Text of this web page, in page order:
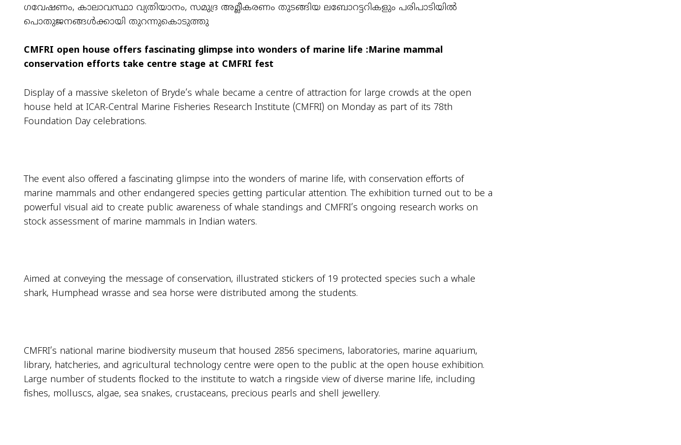
ഗവേഷണം, കാലാവസ്ഥാ വ്യതിയാനം, സമുദ്ര അമ്ലീകരണം തുടങ്ങിയ ലബോറട്ടറികളും പരിപാടിയിൽ
പൊതുജനങ്ങൾക്കായി തുറന്നുകൊടുത്തു
CMFRI open house offers fascinating glimpse into wonders of marine life :Marine mammal
conservation efforts take centre stage at CMFRI fest
Display of a massive skeleton of Bryde’s whale became a centre of attraction for large crowds at the open
house held at ICAR-Central Marine Fisheries Research Institute (CMFRI) on Monday as part of its 78th
Foundation Day celebrations.
The event also offered a fascinating glimpse into the wonders of marine life, with conservation efforts of
marine mammals and other endangered species getting particular attention. The exhibition turned out to be a
powerful visual aid to create public awareness of whale standings and CMFRI’s ongoing research works on
stock assessment of marine mammals in Indian waters.
Aimed at conveying the message of conservation, illustrated stickers of 19 protected species such a whale
shark, Humphead wrasse and sea horse were distributed among the students.
CMFRI’s national marine biodiversity museum that housed 2856 specimens, laboratories, marine aquarium,
library, hatcheries, and agricultural technology centre were open to the public at the open house exhibition.
Large number of students flocked to the institute to watch a ringside view of diverse marine life, including
fishes, molluscs, algae, sea snakes, crustaceans, precious pearls and shell jewellery.